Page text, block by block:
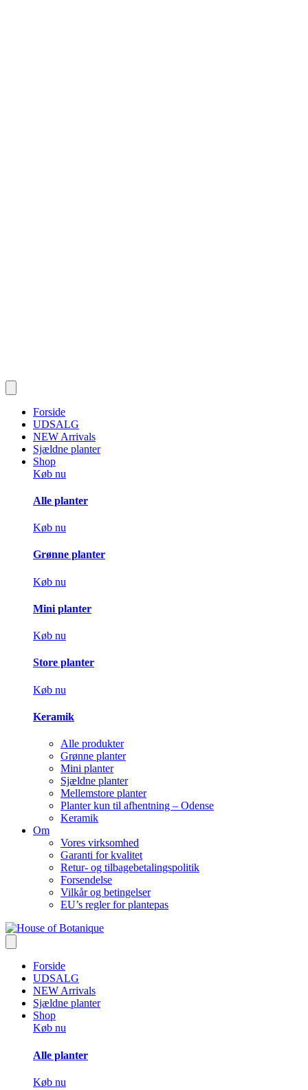
Forside
UDSALG
NEW Arrivals
Sjældne planter
Shop
Køb nu
Alle planter
Køb nu
Grønne planter
Køb nu
Mini planter
Køb nu
Store planter
Køb nu
Keramik
Alle produkter
Grønne planter
Mini planter
Sjældne planter
Mellemstore planter
Planter kun til afhentning – Odense
Keramik
Om
Vores virksomhed
Garanti for kvalitet
Retur- og tilbagebetalingspolitik
Forsendelse
Vilkår og betingelser
EU’s regler for plantepas
Forside
UDSALG
NEW Arrivals
Sjældne planter
Shop
Køb nu
Alle planter
Køb nu